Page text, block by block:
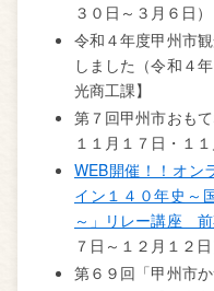
３０日～３月６日）
令和４年度甲州市
しました（令和４
光商工課】
第７回甲州市おも
１１月１７日・１
WEB開催！！オ
イン１４０年史～
～」リレー講座
７日～１２月１２日
第６９回「甲州市